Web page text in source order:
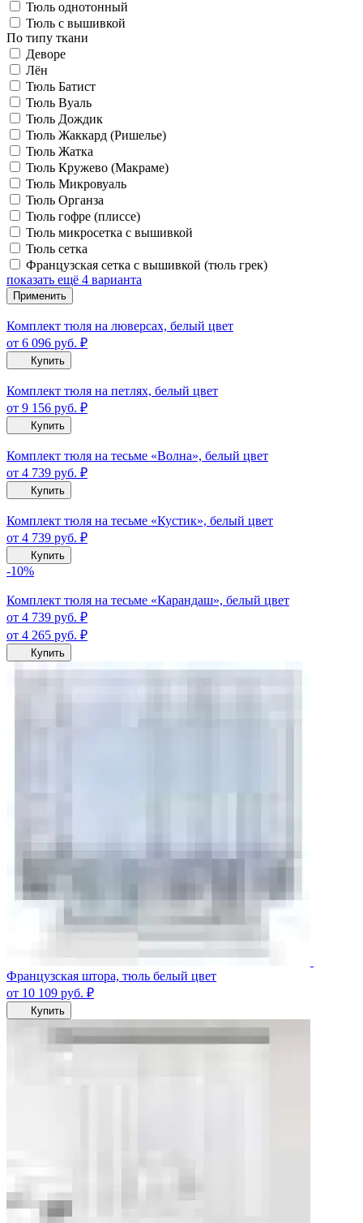
Тюль однотонный
Тюль с вышивкой
По типу ткани
Деворе
Лён
Тюль Батист
Тюль Вуаль
Тюль Дождик
Тюль Жаккард (Ришелье)
Тюль Жатка
Тюль Кружево (Макраме)
Тюль Микровуаль
Тюль Органза
Тюль гофре (плиссе)
Тюль микросетка с вышивкой
Тюль сетка
Французская сетка с вышивкой (тюль грек)
показать ещё 4 варианта
Применить
Комплект тюля на люверсах, белый цвет
от 6 096 руб. ₽
Купить
Комплект тюля на петлях, белый цвет
от 9 156 руб. ₽
Купить
Комплект тюля на тесьме «Волна», белый цвет
от 4 739 руб. ₽
Купить
Комплект тюля на тесьме «Кустик», белый цвет
от 4 739 руб. ₽
Купить
-10%
Комплект тюля на тесьме «Карандаш», белый цвет
от 4 739 руб. ₽
от 4 265 руб. ₽
Купить
Французская штора, тюль белый цвет
от 10 109 руб. ₽
Купить